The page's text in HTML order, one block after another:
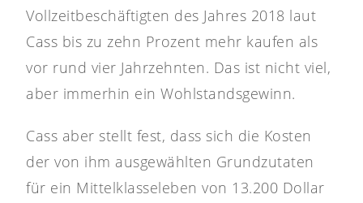
Vollzeitbeschäftigten des Jahres 2018 laut
Cass bis zu zehn Prozent mehr kaufen als
vor rund vier Jahrzehnten. Das ist nicht viel,
aber immerhin ein Wohlstandsgewinn.
Cass aber stellt fest, dass sich die Kosten
der von ihm ausgewählten Grundzutaten
für ein Mittelklasseleben von 13.200 Dollar